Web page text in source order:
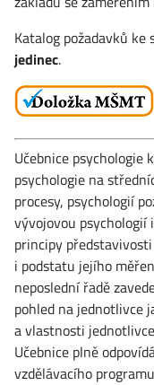
Katalog požadavků
jedinec.
Učebnice psychologie
psychologie na
procesy, psychologií
vývojovou psychologií
principy
i podstatu jejího
neposlední řadě
pohled na jednotlivce
a vlastnosti
Učebnice plně
vzdělávacího